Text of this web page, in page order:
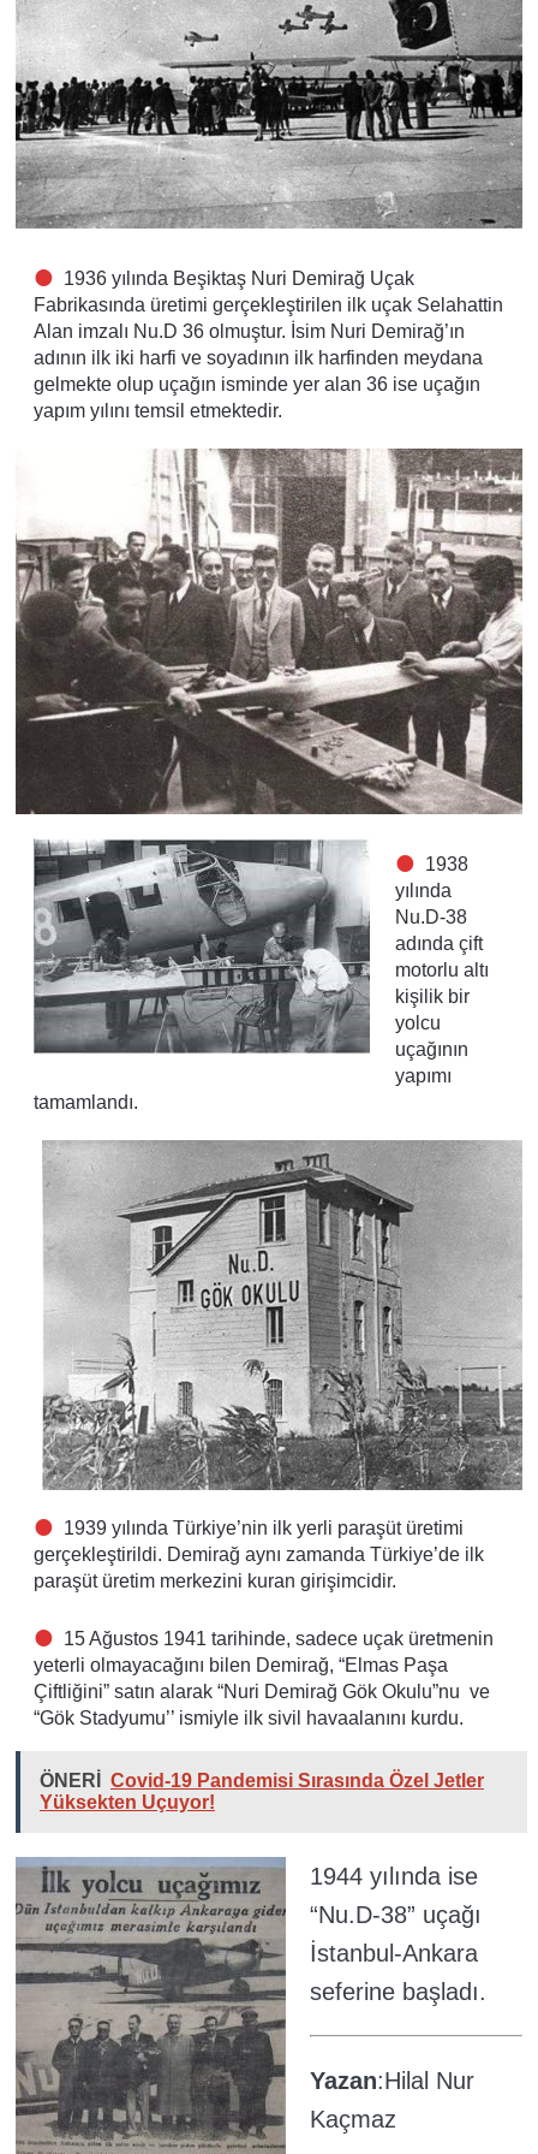
1936 yılında Beşiktaş Nuri Demirağ Uçak
Fabrikasında üretimi gerçekleştirilen ilk uçak Selahattin
Alan imzalı Nu.D 36 olmuştur. İsim Nuri Demirağ’ın
adının ilk iki harfi ve soyadının ilk harfinden meydana
gelmekte olup uçağın isminde yer alan 36 ise uçağın
yapım yılını temsil etmektedir.
1938
yılında
Nu.D-38
adında çift
motorlu altı
kişilik bir
yolcu
uçağının
yapımı
tamamlandı.
1939 yılında Türkiye’nin ilk yerli paraşüt üretimi
gerçekleştirildi. Demirağ aynı zamanda Türkiye’de ilk
paraşüt üretim merkezini kuran girişimcidir.
15 Ağustos 1941 tarihinde, sadece uçak üretmenin
yeterli olmayacağını bilen Demirağ, “Elmas Paşa
Çiftliğini” satın alarak “Nuri Demirağ Gök Okulu”nu ve
“Gök Stadyumu’’ ismiyle ilk sivil havaalanını kurdu.
ÖNERİ
Covid-19 Pandemisi Sırasında Özel Jetler
Yüksekten Uçuyor!
1944 yılında ise
“Nu.D-38” uçağı
İstanbul-Ankara
seferine başladı.
Yazan:Hilal Nur
Kaçmaz